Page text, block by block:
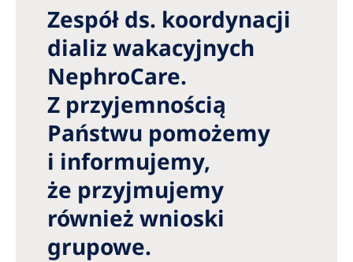
Portugal
Romania
Russia
Serbia
Slovakia
Slovenia
Spain
Sweden
Switzerland
Zespół ds. koordynacji
dializ wakacyjnych
NephroCare.
Z przyjemnością
Państwu pomożemy
i informujemy,
że przyjmujemy
również wnioski
grupowe.